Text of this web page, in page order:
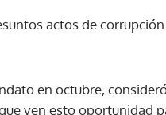
actos de
en octubre,
ven esto oportunidad